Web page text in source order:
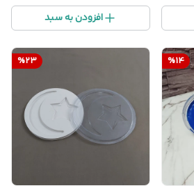
افزودن به سبد
%14
%23